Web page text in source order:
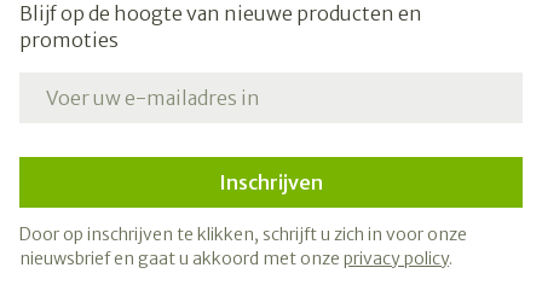
Blijf op de hoogte van nieuwe producten en
promoties
Inschrijven
Door op inschrijven te klikken, schrijft u zich in voor onze
nieuwsbrief en gaat u akkoord met onze privacy policy.